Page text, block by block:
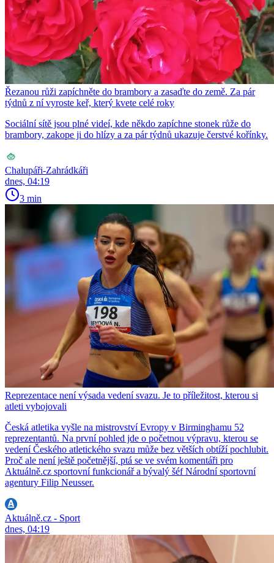
Řezanou růži zapíchněte do brambory a zasaďte do země. Za pár
týdnů z ní vyroste keř, který kvete celé roky
Sociální sítě jsou plné videí, kde někdo zapíchne stonek růže do
brambory, zakope ji do hlízy a za pár týdnů ukazuje čerstvé kořínky.
Chalupáři-Zahrádkáři
dnes, 04:19
3 min
Reprezentace není výsada vedení svazu. Je to příležitost, kterou si
atleti vybojovali
Česká atletika vyšle na mistrovství Evropy v Birminghamu 52
reprezentantů. Na první pohled jde o početnou výpravu, kterou se
vedení Českého atletického svazu může bez větších obtíží pochlubit.
Proč ale není ještě početnější, ptá se ve svém komentáři pro
Aktuálně.cz sportovní funkcionář a bývalý šéf Národní sportovní
agentury Filip Neusser.
Aktuálně.cz - Sport
dnes, 04:19